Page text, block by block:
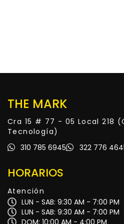
THE MARK
Cra 15 # 77 - 05 Local 218
Tecnología)
310 785 6945
322 776
HORARIOS
Atención
LUN - SAB: 9:30 AM - 7:00 PM
LUN - SAB: 9:30 AM - 7:00 PM
DOM: 10:00 AM - 4:00 PM